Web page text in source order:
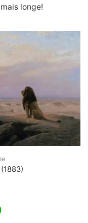
longe!